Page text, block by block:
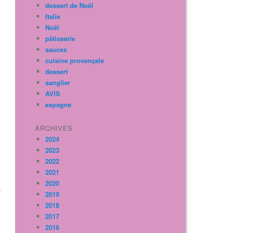
dessert de Noël
Italie
Noël
pâtisserie
sauces
cuisine provençale
dessert
sanglier
AVIS
espagne
ARCHIVES
2024
2023
2022
2021
2020
2019
2018
2017
2016